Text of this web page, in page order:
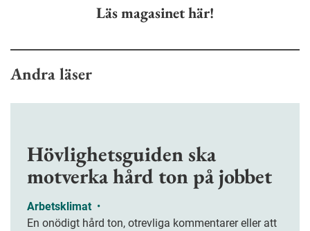
Läs magasinet här!
Andra läser
Hövlighetsguiden ska
motverka hård ton på jobbet
Arbetsklimat •
En onödigt hård ton, otrevliga kommentarer eller att